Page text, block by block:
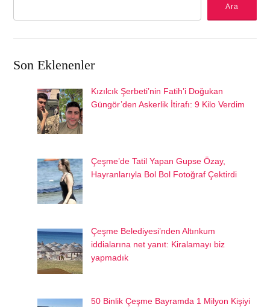
Ara
Son Eklenenler
Kızılcık Şerbeti’nin Fatih’i Doğukan
Güngör’den Askerlik İtirafı: 9 Kilo Verdim
Çeşme’de Tatil Yapan Gupse Özay,
Hayranlarıyla Bol Bol Fotoğraf Çektirdi
Çeşme Belediyesi’nden Altınkum
iddialarına net yanıt: Kiralamayı biz
yapmadık
50 Binlik Çeşme Bayramda 1 Milyon Kişiyi